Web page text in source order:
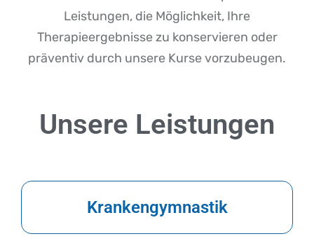
Leistungen, die Möglichkeit, Ihre
Therapieergebnisse zu konservieren oder
präventiv durch unsere Kurse vorzubeugen.
Unsere Leistungen
Krankengymnastik